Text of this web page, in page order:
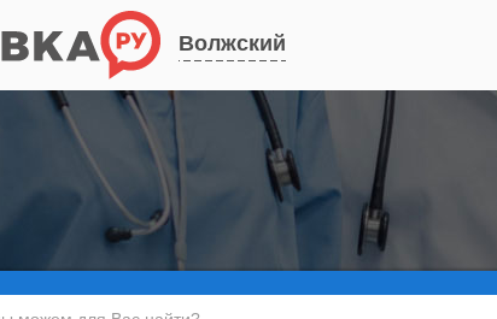
Волжский